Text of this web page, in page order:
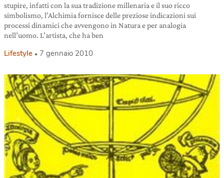
stupire, infatti con la sua tradizione millenaria e il suo ricco
simbolismo, l’Alchimia fornisce delle preziose indicazioni sui
processi dinamici che avvengono in Natura e per analogia
nell’uomo. L’artista, che ha ben
Lifestyle 7 gennaio 2010